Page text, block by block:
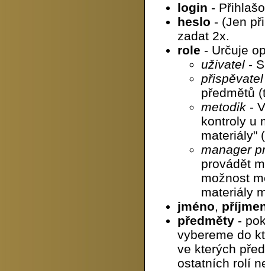
login -
heslo - (Jen
zadat 2x.
role - Určuje
uživatel -
přispěvatel
předmětů
metodik -
kontroly u
materiály"
manager
provádět
možnost
materiály
jméno,
předměty -
vybereme do
ve kterých
ostatních rolí